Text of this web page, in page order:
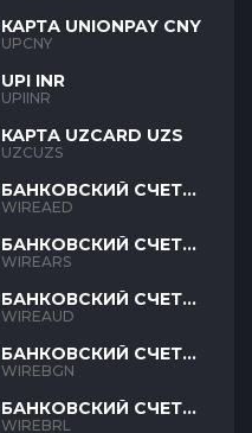
КАРТА UNIONPAY CNY
UPCNY
UPI INR
UPIINR
КАРТА UZCARD UZS
UZCUZS
БАНКОВСКИЙ СЧЕТ
AED
WIREAED
БАНКОВСКИЙ СЧЕТ
ARS
WIREARS
БАНКОВСКИЙ СЧЕТ
AUD
WIREAUD
БАНКОВСКИЙ СЧЕТ
BGN
WIREBGN
БАНКОВСКИЙ СЧЕТ
BRL
WIREBRL